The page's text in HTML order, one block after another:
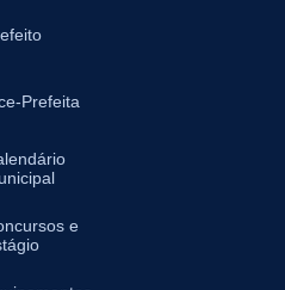
Prefeita
e